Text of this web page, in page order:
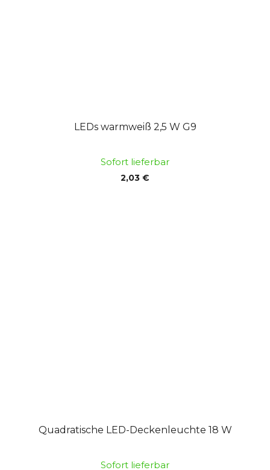
LEDs warmweiß 2,5 W G9
Sofort lieferbar
2,03 €
Quadratische LED-Deckenleuchte 18 W
Sofort lieferbar